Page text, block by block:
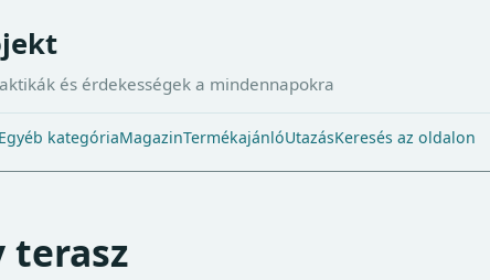
és érdekességek a mindennapokra
Egyéb kategóriaMagazinTermékajánlóUtazásKeresés az oldalon
terasz